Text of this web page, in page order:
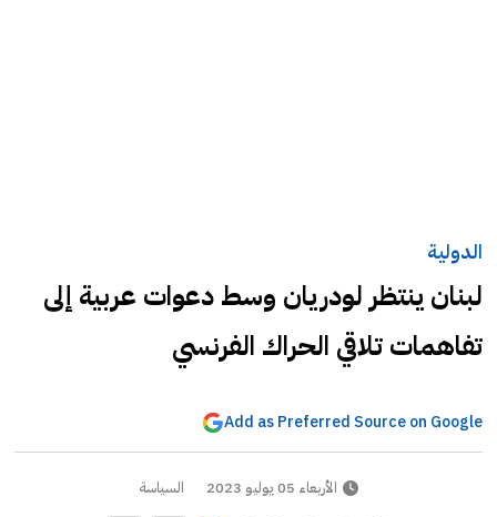
الدولية
لبنان ينتظر لودريان وسط دعوات عربية إلى
تفاهمات تلاقي الحراك الفرنسي
Add as Preferred Source on Google
الأربعاء 05 يوليو 2023 السياسة